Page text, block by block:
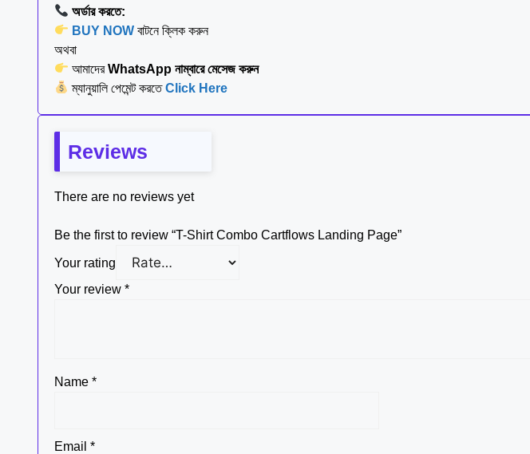
অর্ডার করতে:
BUY NOW বাটনে ক্লিক করুন
অথবা
আমাদেরWhatsApp নাম্বারে মেসেজ করুন
ম্যানুয়ালি পেমেন্ট করতেClick Here
Reviews
There are no reviews yet
Be the first to review “T-Shirt Combo Cartflows Landing Page”
Your rating
Your review *
Name *
Email *